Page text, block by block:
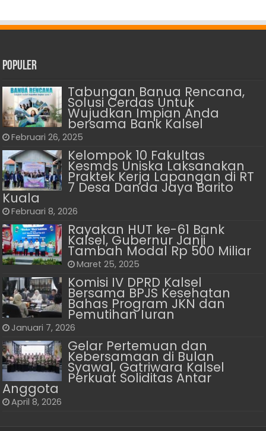
Populer
Tabungan Banua Rencana,
Solusi Cerdas Untuk
Wujudkan Impian Anda
bersama Bank Kalsel
Februari 26, 2025
Kelompok 10 Fakultas
Kesmas Uniska Laksanakan
Praktek Kerja Lapangan di RT
7 Desa Danda Jaya Barito
Kuala
Februari 8, 2026
Rayakan HUT ke-61 Bank
Kalsel, Gubernur Janji
Tambah Modal Rp 500 Miliar
Maret 25, 2025
Komisi IV DPRD Kalsel
Bersama BPJS Kesehatan
Bahas Program JKN dan
Pemutihan Iuran
Januari 7, 2026
Gelar Pertemuan dan
Kebersamaan di Bulan
Syawal, Gatriwara Kalsel
Perkuat Soliditas Antar
Anggota
April 8, 2026